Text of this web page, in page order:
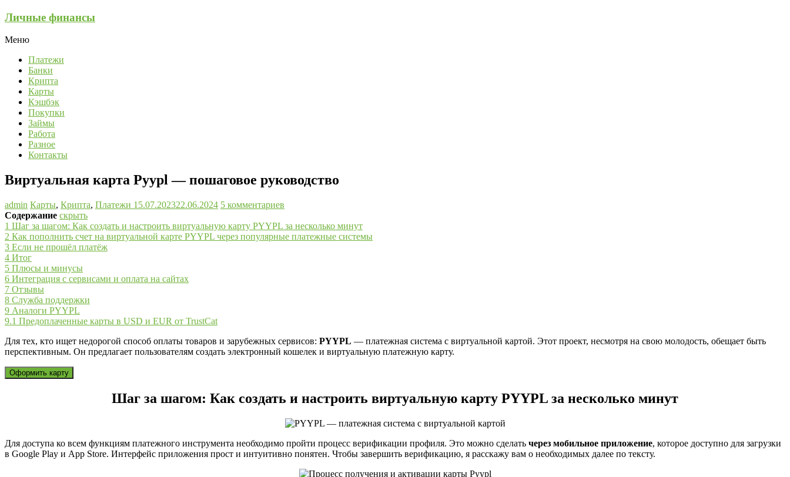
Перейти
содержимому
Личные финансы
Меню
Платежи
Банки
Крипта
Карты
Кэшбэк
Покупки
Займы
Работа
Разное
Контакты
Виртуальная карта Pyypl — пошаговое руководство
admin Карты, Крипта, Платежи 15.07.202322.06.2024 5 комментариев
Содержание скрыть
1 Шаг за шагом: Как создать и настроить виртуальную карту PYYPL за несколько минут
2 Как пополнить счет на виртуальной карте PYYPL через популярные платежные системы
3 Если не прошёл платёж
4 Итог
5 Плюсы и минусы
6 Интеграция с сервисами и оплата на сайтах
7 Отзывы
8 Служба поддержки
9 Аналоги PYYPL
9.1 Предоплаченные карты в USD и EUR от TrustCat
Для тех, кто ищет недорогой способ оплаты товаров и зарубежных сервисов: PYYPL — платежная система с виртуальной картой. Этот проект, несмотря на свою молодость, обещает быть
перспективным. Он предлагает пользователям создать электронный кошелек и виртуальную платежную карту.
Оформить карту
Шаг за шагом: Как создать и настроить виртуальную карту PYYPL за несколько минут
Для доступа ко всем функциям платежного инструмента необходимо пройти процесс верификации профиля. Это можно сделать через мобильное приложение, которое доступно для загрузки
в Google Play и App Store. Интерфейс приложения прост и интуитивно понятен. Чтобы завершить верификацию, я расскажу вам о необходимых далее по тексту.